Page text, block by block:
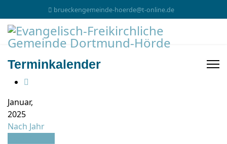
brueckengemeinde-hoerde@t-online.de
Terminkalender
Januar,
2025
Nach Jahr